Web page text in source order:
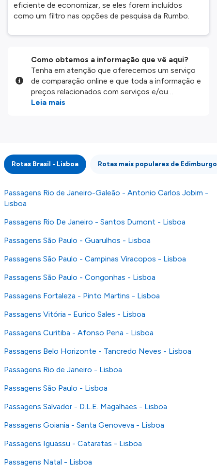
eficiente de economizar, se eles forem incluídos
como um filtro nas opções de pesquisa da Rumbo.
Como obtemos a informação que vê aqui?
Tenha em atenção que oferecemos um serviço
de comparação online e que toda a informação e
preços relacionados com serviços e/ou
produtos disponíveis no nosso website são
integridade ou pela precisão da informação
publicada, por isso verifique com atenção todas
as condições no website do parceiro antes de
fazer uma reserva. Para mais detalhes verifique
os nossosTermos e Condições.
Leia mais
Rotas Brasil - Lisboa Rotas mais populares de Edimburgo
Passagens Rio de Janeiro-Galeão - Antonio Carlos Jobim -
Lisboa
Passagens Rio De Janeiro - Santos Dumont - Lisboa
Passagens São Paulo - Guarulhos - Lisboa
Passagens São Paulo - Campinas Viracopos - Lisboa
Passagens São Paulo - Congonhas - Lisboa
Passagens Fortaleza - Pinto Martins - Lisboa
Passagens Vitória - Eurico Sales - Lisboa
Passagens Curitiba - Afonso Pena - Lisboa
Passagens Belo Horizonte - Tancredo Neves - Lisboa
Passagens Rio de Janeiro - Lisboa
Passagens São Paulo - Lisboa
Passagens Salvador - D.L.E. Magalhaes - Lisboa
Passagens Goiania - Santa Genoveva - Lisboa
Passagens Iguassu - Cataratas - Lisboa
Passagens Natal - Lisboa